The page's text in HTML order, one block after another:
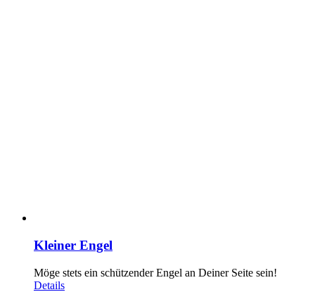
Kleiner Engel
Möge stets ein schützender Engel an Deiner Seite sein!
Details